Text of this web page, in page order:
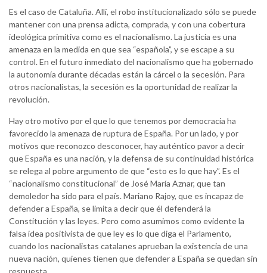
Es el caso de Cataluña. Allí, el robo institucionalizado sólo se puede
mantener con una prensa adicta, comprada, y con una cobertura
ideológica primitiva como es el nacionalismo. La justicia es una
amenaza en la medida en que sea “española”, y se escape a su
control. En el futuro inmediato del nacionalismo que ha gobernado
la autonomía durante décadas están la cárcel o la secesión. Para
otros nacionalistas, la secesión es la oportunidad de realizar la
revolución.
Hay otro motivo por el que lo que tenemos por democracia ha
favorecido la amenaza de ruptura de España. Por un lado, y por
motivos que reconozco desconocer, hay auténtico pavor a decir
que España es una nación, y la defensa de su continuidad histórica
se relega al pobre argumento de que “esto es lo que hay”. Es el
“nacionalismo constitucional” de José María Aznar, que tan
demoledor ha sido para el país. Mariano Rajoy, que es incapaz de
defender a España, se limita a decir que él defenderá la
Constitución y las leyes. Pero como asumimos como evidente la
falsa idea positivista de que ley es lo que diga el Parlamento,
cuando los nacionalistas catalanes aprueban la existencia de una
nueva nación, quienes tienen que defender a España se quedan sin